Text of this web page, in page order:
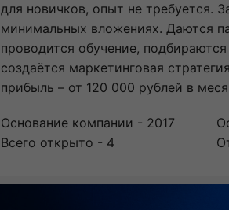
для новичков, опыт не требуется.
минимальных вложениях. Даются
проводится обучение,
создаётся маркетинговая
прибыль – от 120 000 рублей в
Основание компании - 2017
Всего открыто - 4